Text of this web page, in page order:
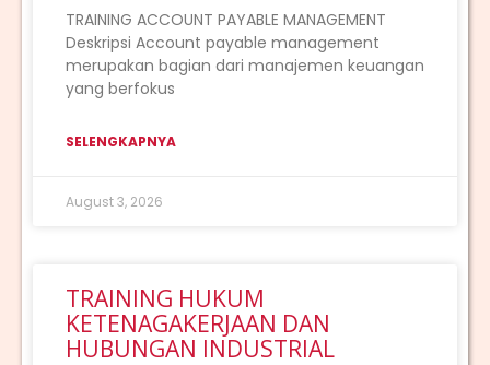
TRAINING ACCOUNT PAYABLE MANAGEMENT
Deskripsi Account payable management
merupakan bagian dari manajemen keuangan
yang berfokus
SELENGKAPNYA
August 3, 2026
TRAINING HUKUM
KETENAGAKERJAAN DAN
HUBUNGAN INDUSTRIAL